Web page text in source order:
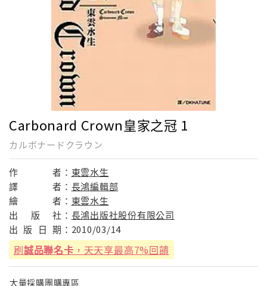
Carbonard Crown皇家之冠 1
カルボナードクラウン
作 者： 東雲水生
譯
者： 長鴻編輯部
繪
者： 東雲水生
出
版 社： 長鴻出版社股份有限公司
出 版 日 期： 2010/03/14
刷誠品聯名卡 ，天天享最高7%回饋
大量採購團購專區